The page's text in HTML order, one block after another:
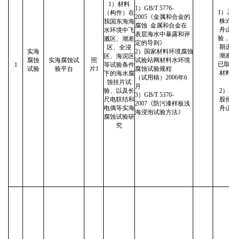
1
实海
腐蚀
试验
实海腐蚀试
验平台
照
片1
1）材料
（构件）在
我国东海海
水环境中飞
溅区、潮差
区、全浸
区、海泥区
等试验条件
下的海水腐
蚀挂片试
验、以及长
尺电联结和
电偶等实海
腐蚀试验研
究
1）GB/T 5776-
2005《金属和合金的
腐蚀 金属和合金在
表层海水中暴露和评
定的导则》
2）国家材料环境腐蚀
试验站网材料水环境
腐蚀试验规程
（试用稿）2006年6
月
3）GB/T 5370-
2007《防污漆样板浅
海浸泡试验方法》
1）
株
舟
验
期
潮
已
材
2
股
舟